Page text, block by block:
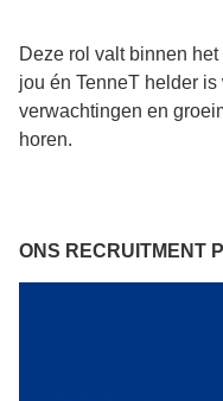
Deze rol valt binnen
jou én TenneT helder
verwachtingen en
horen.
ONS RECRUITMENT